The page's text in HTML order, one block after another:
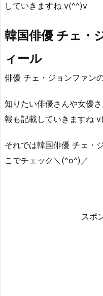
していきますね v(^^)v
韓国俳優 チェ・
ィール
俳優 チェ・ジョンファン
知りたい俳優さんや女優
報も記載していきますね
それでは韓国俳優 チェ・
こでチェック＼(^o^)／
スポ